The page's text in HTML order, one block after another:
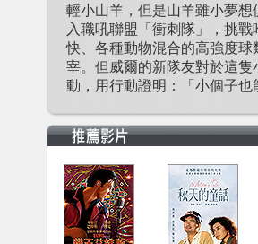
輕小山羊，但是山羊雖小夢
入職吼聯盟「衝刺隊」，挑
快、各種動物混合的高強度
宰。但威爾的新隊友對於這
動，用行動證明：「小個子也